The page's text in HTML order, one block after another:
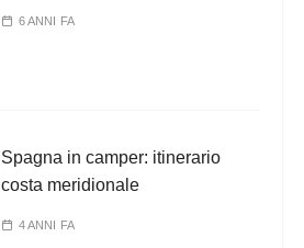
6 ANNI FA
Spagna in camper: itinerario
costa meridionale
4 ANNI FA